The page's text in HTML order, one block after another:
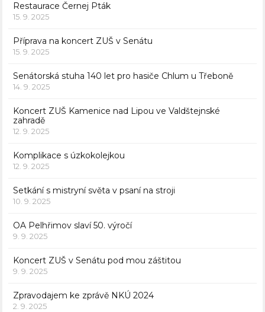
Restaurace Černej Pták
15. 9. 2025
Příprava na koncert ZUŠ v Senátu
15. 9. 2025
Senátorská stuha 140 let pro hasiče Chlum u Třeboně
14. 9. 2025
Koncert ZUŠ Kamenice nad Lipou ve Valdštejnské
zahradě
12. 9. 2025
Komplikace s úzkokolejkou
12. 9. 2025
Setkání s mistryní světa v psaní na stroji
10. 9. 2025
OA Pelhřimov slaví 50. výročí
9. 9. 2025
Koncert ZUŠ v Senátu pod mou záštitou
9. 9. 2025
Zpravodajem ke zprávě NKÚ 2024
2. 9. 2025